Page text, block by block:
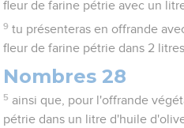
fleur de farine pétrie avec un
9 tu présenteras en offrande
fleur de farine pétrie dans 2
Nombres 28
5 ainsi que, pour l'offrande
pétrie dans un litre d'huile